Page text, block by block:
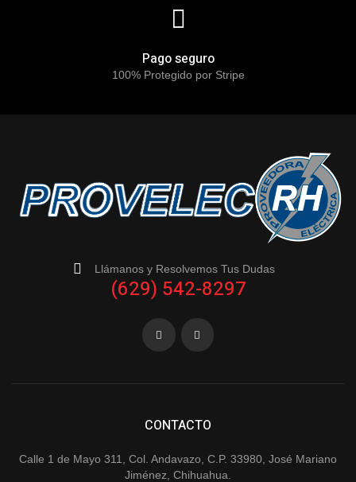
Pago seguro
100% Protegido por Stripe
Llámanos y Resolvemos Tus Dudas
(629) 542-8297
CONTACTO
Calle 1 de Mayo 311, Col. Andavazo, C.P. 33980, José Mariano
Jiménez, Chihuahua.